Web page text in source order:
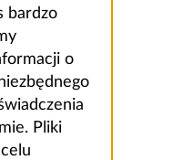
bardzo
o
Pliki